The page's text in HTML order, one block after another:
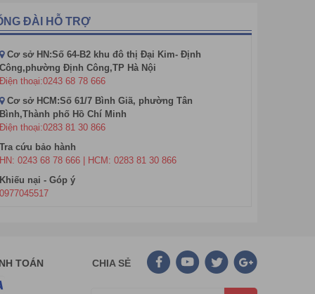
tựu kỹ thuật, chất lượng sản phẩm, hiệu suất, độ tin
ĐÀI HỖ TRỢ
Cơ sở HN:Số 64-B2 khu đô thị Đại Kim- Định
Công,phường Định Công,TP Hà Nội
Điện thoại:0243 68 78 666
Cơ sở HCM:Số 61/7 Bình Giã, phường Tân
Bình,Thành phố Hồ Chí Minh
Điện thoại:0283 81 30 866
Tra cứu bảo hành
HN: 0243 68 78 666 | HCM: 0283 81 30 866
Khiếu nại - Góp ý
0977045517
TOÁN CHIA SẺ